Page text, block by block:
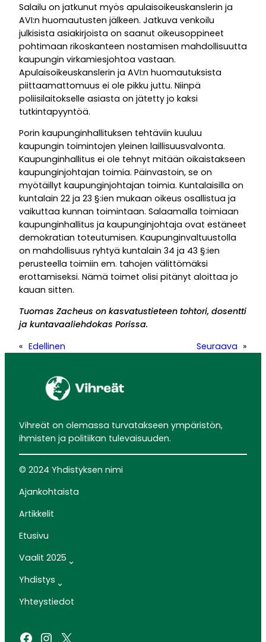
Salailu on jatkunut myös apulaisoikeuskanslerin ja
AVI:n huomautusten jälkeen. Jatkuva venkoilu
julkisista asiakirjoista on saanut oikeusoppineet
pohtimaan rikoskanteen nostamisen mahdollisuutta
kaupungin virkamiesjohtoa vastaan.
Apulaisoikeuskanslerin ja AVI:n huomautuksista
piittaamattomuus ei ole pikku juttu. Niinpä
poliisilaitokselle asiasta on jätetty jo kaksi
tutkintapyyntöä.
Porin kaupunginhallituksen tehtäviin kuuluu
kaupungin toimintojen yleinen laillisuusvalvonta.
Kaupunginhallitus ei ole tehnyt mitään oikaistakseen
kaupunginjohtajan toimia. Päinvastoin, se on
myötäillyt kaupunginjohtajan toimia. Kuntalaisilla on
kuntalain 22 ja 23 §:ien mukaan oikeus osallistua ja
vaikuttaa kunnan toimintaan. Salaamalla toimiaan
kaupunginhallitus ja kaupunginjohtaja ovat estäneet
demokratian toteutumisen. Kaupunginvaltuustolla
on mahdollisuus ryhtyä kuntalain 34 ja 43 §:ien
perusteella toimiin em. tahojen välittömäksi
erottamiseksi. Nämä toimet olisi pitänyt aloittaa jo
kauan sitten.
Tuomas Zacheus on kasvatustieteen tohtori, dosentti
ja kuntavaaliehdokas Porissa.
« Edellinen Seuraava »
Vihreät on olemassa turvatakseen ympäristön,
ihmisten ja politiikan tulevaisuuden.
© 2024 Yhdistyksen nimi
Ajankohtaista
Artikkelit
Etusivu
Vaalit 2025
Yhdistys
Yhteystiedot
Facebook Instagram X